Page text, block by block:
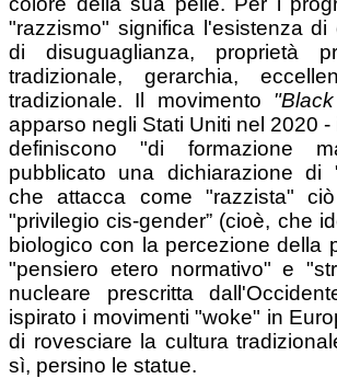
"razzismo" significa l'esistenza di
di disuguaglianza, proprietà
tradizionale, gerarchia,
tradizionale. Il movimento
apparso negli Stati Uniti nel 2020 -
definiscono "di formazione
pubblicato una dichiarazione di
che attacca come "razzista"
"privilegio cis-gender” (cioè, che
biologico con la percezione della
"pensiero etero normativo" e
nucleare prescritta
ispirato i movimenti "woke" in
di rovesciare la cultura
sì, persino le statue.